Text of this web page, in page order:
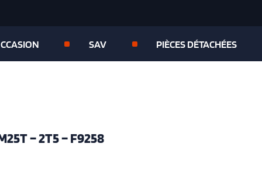
SAV PIÈCES DÉTACHÉES
– 2T5 – F9258